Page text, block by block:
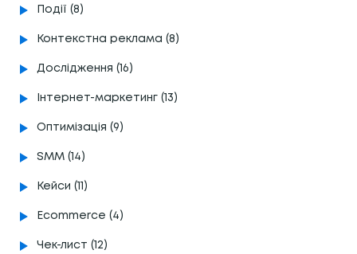
Події (8)
Контекстна реклама (8)
Дослідження (16)
Інтернет-маркетинг (13)
Оптимізація (9)
SMM (14)
Кейси (11)
Ecommerce (4)
Чек-лист (12)